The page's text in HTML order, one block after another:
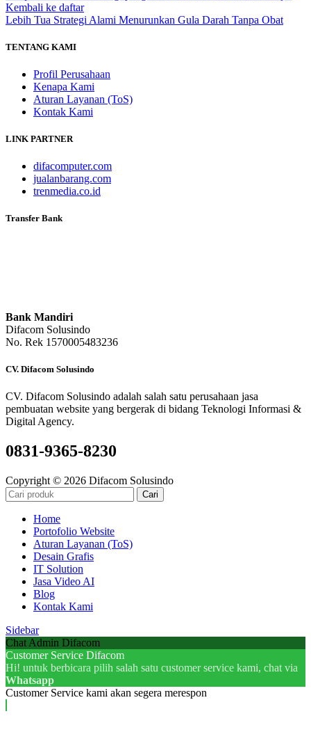
Kembali ke daftar
Lebih Tua Strategi Alami Menurunkan Gula Darah Tanpa Obat
TENTANG KAMI
Profil Perusahaan
Kenapa Kami
Aturan Layanan (ToS)
Kontak Kami
LINK PARTNER
difacomputer.com
jualanbarang.com
trenmedia.co.id
Transfer Bank
Bank Mandiri
Difacom Solusindo
No. Rek 1570005483236
CV. Difacom Solusindo
CV. Difacom Solusindo adalah salah satu perusahaan jasa
pembuatan website yang bergerak di bidang Teknologi Informasi &
Digital Agency.
0831-9365-8230
Copyright © 2026 Difacom Solusindo
Cari
Home
Portofolio Website
Aturan Layanan (ToS)
Desain Grafis
IT Solution
Jasa Video AI
Blog
Kontak Kami
Sidebar
Chat Admin Difacom
Customer Service Difacom
Hi! untuk berbicara pilih salah satu customer service kami, chat via
Whatsapp
Customer Service kami akan segera merespon